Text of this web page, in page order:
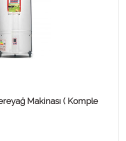
Makinası ( Komple